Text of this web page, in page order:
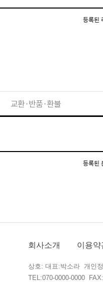
등록된
교환·반품·환불
등록된
회사소개 이용약
상호: 대표:박소라 개인
TEL:070-0000-0000